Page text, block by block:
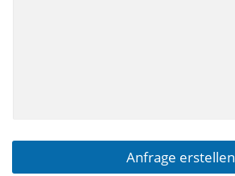
Anfrage erstellen